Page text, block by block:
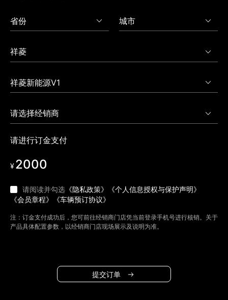
请进行订金支付
¥2000
请阅读并勾选 《隐私政策》
《个人信息授权与保护声明》
《会员章程》
《车辆预订协议》
注：订金支付成功后，您可前往经销商门店凭当前登录手机号进行核销。关于
产品具体配置参数，以经销商门店现场展示及说明为准。
提交订单